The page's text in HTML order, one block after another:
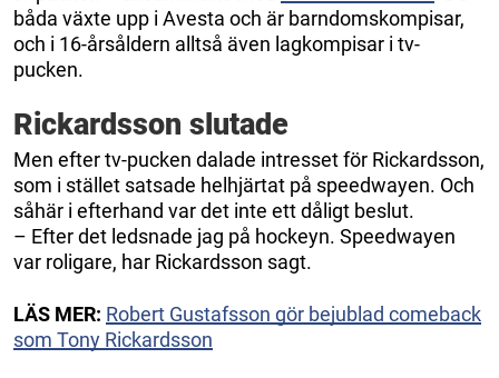
båda växte upp i Avesta och är barndomskompisar,
och i 16-årsåldern alltså även lagkompisar i tv-
pucken.
Rickardsson slutade
Men efter tv-pucken dalade intresset för Rickardsson,
som i stället satsade helhjärtat på speedwayen. Och
såhär i efterhand var det inte ett dåligt beslut.
– Efter det ledsnade jag på hockeyn. Speedwayen
var roligare, har Rickardsson sagt.
LÄS MER: Robert Gustafsson gör bejublad comeback
som Tony Rickardsson